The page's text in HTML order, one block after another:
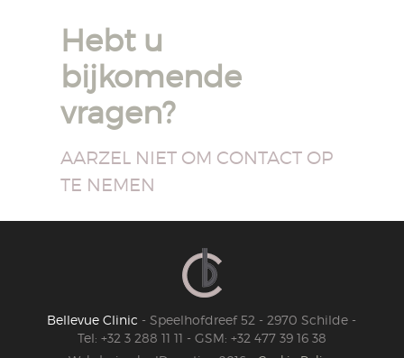
Hebt u
bijkomende
vragen?
AARZEL NIET OM CONTACT OP
TE NEMEN
Bellevue Clinic -Speelhofdreef 52 -2970 Schilde -
Tel: +32 3 288 11 11 - GSM: +32 477 39 16 38